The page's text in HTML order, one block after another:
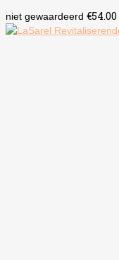
niet gewaardeerd €54.00